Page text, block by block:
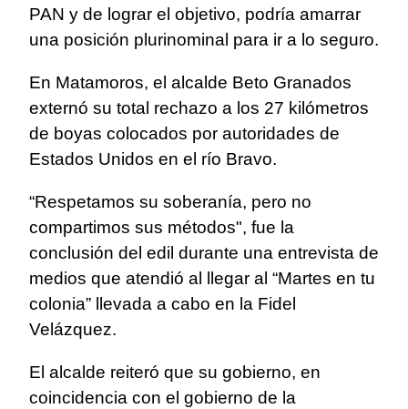
PAN y de lograr el objetivo, podría amarrar
una posición plurinominal para ir a lo seguro.
En Matamoros, el alcalde Beto Granados
externó su total rechazo a los 27 kilómetros
de boyas colocados por autoridades de
Estados Unidos en el río Bravo.
“Respetamos su soberanía, pero no
compartimos sus métodos", fue la
conclusión del edil durante una entrevista de
medios que atendió al llegar al “Martes en tu
colonia” llevada a cabo en la Fidel
Velázquez.
El alcalde reiteró que su gobierno, en
coincidencia con el gobierno de la